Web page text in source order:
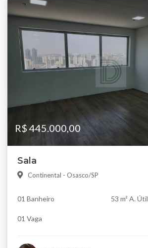
R$ 445.000,00
Sala
Continental - Osasco/SP
01 Banheiro 53 m² A. Útil
01 Vaga